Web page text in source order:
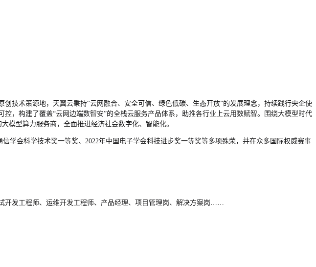
创技术策源地，天翼云秉持“云网融合、安全可信、绿色低碳、生态开放”的发展理念，持续践行央企使
，构建了覆盖“云网边端数智安”的全栈云服务产品体系，助推各行业上云用数赋智。围绕大模型时代
模型算力服务商，全面推进经济社会数字化、智能化。
学会科学技术奖一等奖、2022年中国电子学会科技进步奖一等奖等多项殊荣，并在众多国际权威赛事
开发工程师、 运维开发工程师、 产品经理、 项目管理岗、 解决方案岗……